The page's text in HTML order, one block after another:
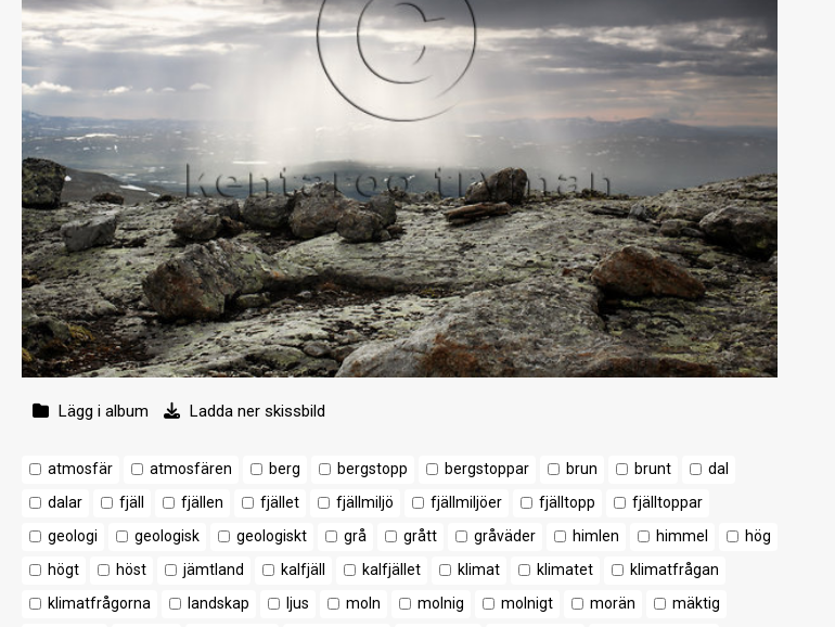
Lägg i album Ladda ner skissbild
atmosfär atmosfären berg bergstopp bergstoppar brun brunt
dal
dalar
fjäll fjällen fjället fjällmiljö fjällmiljöer fjälltopp
fjälltoppar
geologi
geologisk geologiskt grå grått gråväder himlen himmel
hög
högt
höst jämtland kalfjäll kalfjället klimat klimatet
klimatfrågan
klimatfrågorna
landskap ljus moln molnig molnigt morän
mäktig